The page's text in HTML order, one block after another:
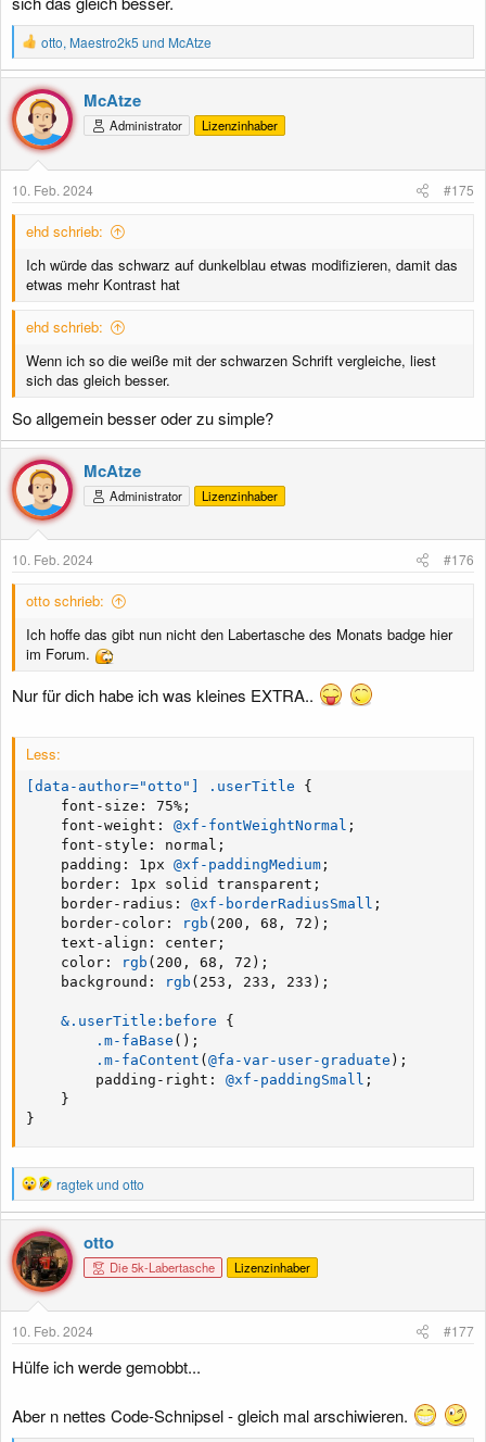
R
e
a
k
t
i
o
n
n
otto, Maestro2k5 und McAtze
McAtze
Administrator Lizenzinhaber
10. Feb. 2024 #175
ehd schrieb:
Ich würde das schwarz auf dunkelblau etwas modifizieren, damit das
etwas mehr Kontrast hat
ehd schrieb:
Wenn ich so die weiße mit der schwarzen Schrift vergleiche, liest
sich das gleich besser.
So allgemein besser oder zu simple?
McAtze
Administrator Lizenzinhaber
10. Feb. 2024 #176
otto schrieb:
Ich hoffe das gibt nun nicht den Labertasche des Monats badge hier
im Forum.
Nur für dich habe ich was kleines EXTRA..
Less:
[data-author="otto"] .userTitle
{
font-size : 75% ;
font-weight : @xf-fontWeightNormal ;
font-style : normal ;
padding : 1px @xf-paddingMedium ;
border : 1px solid transparent ;
border-radius : @xf-borderRadiusSmall ;
border-color : rgb ( 200 , 68 , 72 ) ;
text-align : center ;
color : rgb ( 200 , 68 , 72 ) ;
background : rgb ( 253 , 233 , 233 ) ;
&.userTitle:before
{
.m-faBase ( ) ;
.m-faContent ( @fa-var-user-graduate ) ;
padding-right : @xf-paddingSmall ;
}
}
R
e
a
k
t
i
o
n
ragtekund otto
otto
Die 5k-Labertasche Lizenzinhaber
10. Feb. 2024 #177
Hülfe ich werde gemobbt...
Aber n nettes Code-Schnipsel - gleich mal arschiwieren.